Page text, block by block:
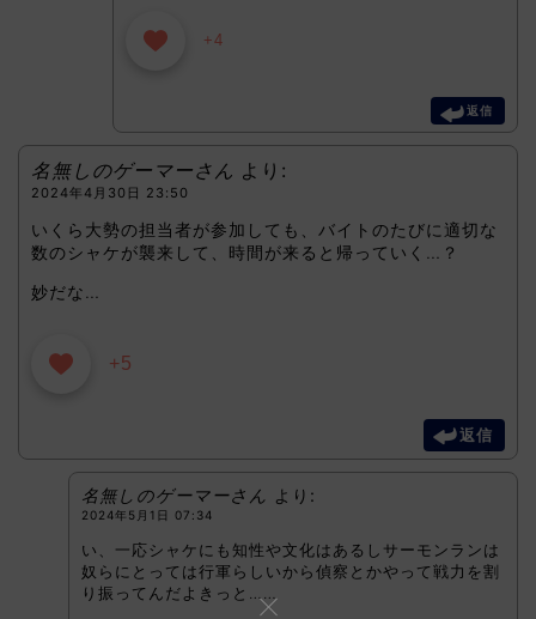
+4
返信
名無しのゲーマーさん より:
2024年4月30日 23:50
いくら大勢の担当者が参加しても、バイトのたびに適切な
数のシャケが襲来して、時間が来ると帰っていく…？
妙だな…
+5
返信
名無しのゲーマーさん より:
2024年5月1日 07:34
い、一応シャケにも知性や文化はあるしサーモンランは
奴らにとっては行軍らしいから偵察とかやって戦力を割
り振ってんだよきっと……